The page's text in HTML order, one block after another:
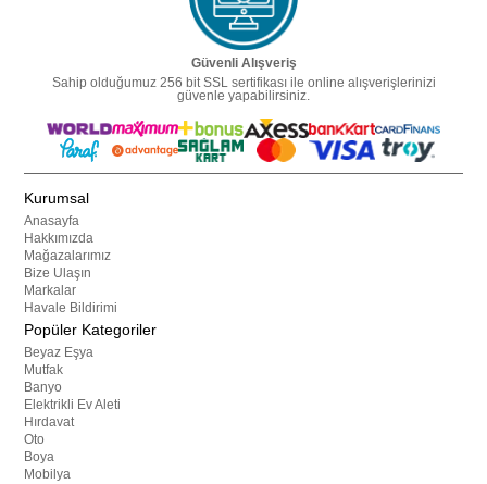
Güvenli Alışveriş
Sahip olduğumuz 256 bit SSL sertifikası ile online alışverişlerinizi
güvenle yapabilirsiniz.
Kurumsal
Anasayfa
Hakkımızda
Mağazalarımız
Bize Ulaşın
Markalar
Havale Bildirimi
Popüler Kategoriler
Beyaz Eşya
Mutfak
Banyo
Elektrikli Ev Aleti
Hırdavat
Oto
Boya
Mobilya